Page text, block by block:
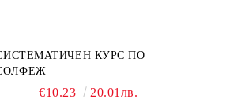
КУРС ПО
€10.23 20.01лв.